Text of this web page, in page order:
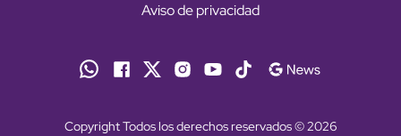
Aviso de privacidad
Copyright Todos los derechos reservados © 2026